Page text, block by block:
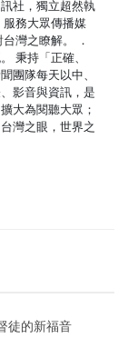
社，獨立超然執
務大眾傳播媒
灣之瞭解。 ．
秉持「正確、
團隊每天以中、
影音與資訊，是
大為閱聽大眾；
灣之眼，世界之
徒的新福音